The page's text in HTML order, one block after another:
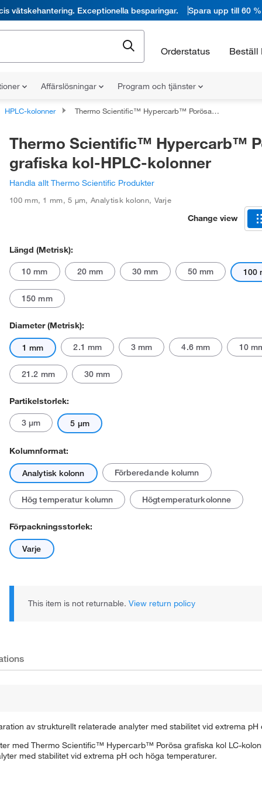
vätskehantering. Exceptionella besparingar. Spara upp till 60 %
Orderstatus Beställ
Affärslösningar Program och tjänster
HPLC-kolonner Thermo Scientific™ Hypercarb™ Porösa grafiska kol-HPLC-kolonner
Den faktiska produkten kan avvika.
Thermo Scientific™ Hypercarb™
grafiska kol-HPLC-kolonner
Handla allt Thermo Scientific Produkter
100 mm, 1 mm,5 μm,Analytisk kolonn, Varje
Change view
Längd (metrisk):
10 mm 20 mm 30 mm 50 mm 100
150 mm
Diameter (metrisk):
1 mm 2.1 mm 3 mm 4.6 mm 10
21.2 mm 30 mm
Partikelstorlek:
3 μm 5 μm
Kolumnformat:
Analytisk kolonn Förberedande kolumn
Hög temperatur kolumn Högtemperaturkolonne
Förpackningsstorlek:
Varje
This item is not returnable. View return policy
av strukturellt relaterade analyter med stabilitet vid extrema
med Thermo Scientific™ Hypercarb™ Porösa grafiska kol LC-
med stabilitet vid extrema pH och höga temperaturer.